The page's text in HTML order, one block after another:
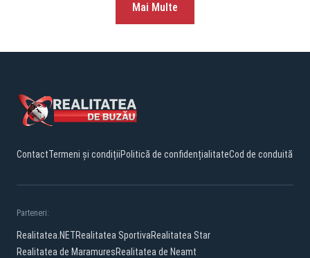
Mai Multe
ContactTermeni și condițiiPolitică de confidențialitateCod de conduită
Parteneri:
Realitatea.NETRealitatea SportivaRealitatea Star
Realitatea de MaramuresRealitatea de Neamt